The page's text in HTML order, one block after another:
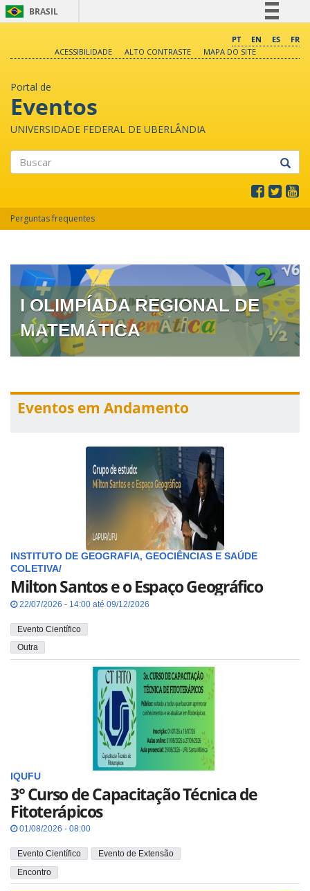
BRASIL
Comunica BR
PT EN ES
FR
ACESSIBILIDADE
ALTO CONTRASTE MAPA DO SITE
Portal de
Eventos
UNIVERSIDADE FEDERAL DE UBERLÂNDIA
Perguntas frequentes
I OLIMPÍADA REGIONAL DE
MATEMÁTICA
Eventos em Andamento
INSTITUTO DE GEOGRAFIA, GEOCIÊNCIAS E SAÚDE
COLETIVA/
Milton Santos e o Espaço Geográfico
22/07/2026 - 14:00 até 09/12/2026
Evento Científico
Outra
IQUFU
3° Curso de Capacitação Técnica de
Fitoterápicos
01/08/2026 - 08:00
Evento Científico
Evento de Extensão
Encontro